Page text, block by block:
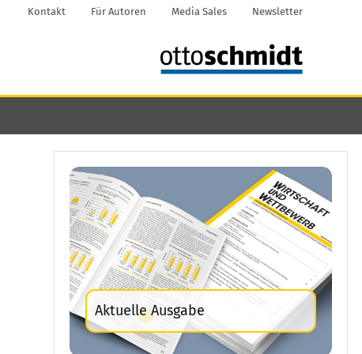
Kontakt Für Autoren Media Sales Newsletter
Aktuelle Ausgabe